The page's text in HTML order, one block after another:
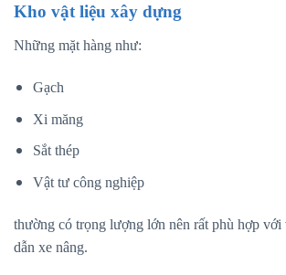
Kho vật liệu xây dựng
Những mặt hàng như:
Gạch
Xi măng
Sắt thép
Vật tư công nghiệp
thường có trọng lượng lớn nên rất phù hợp với
dẫn xe nâng.